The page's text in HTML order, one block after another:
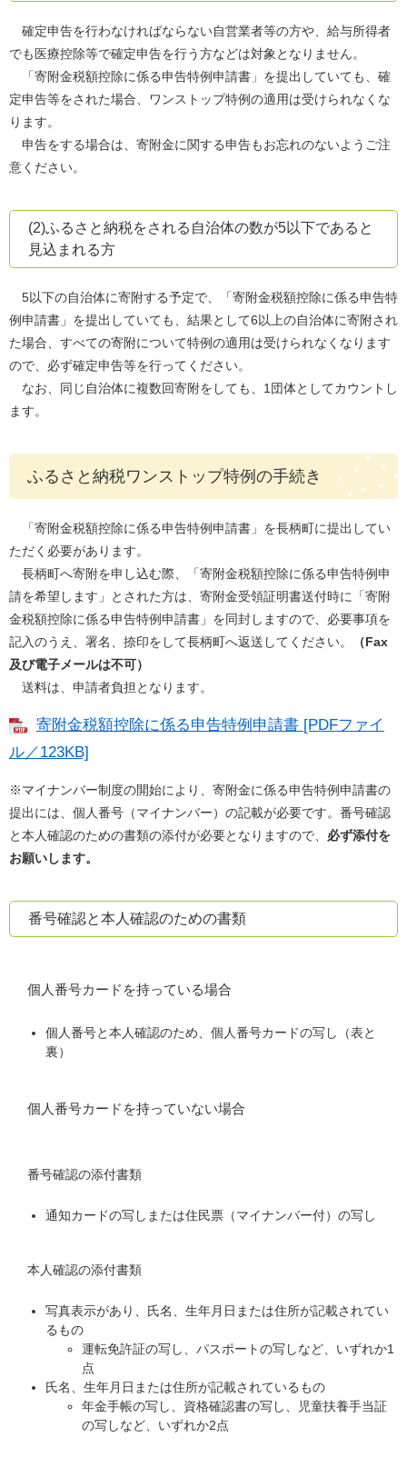
確定申告を行わなければならない自営業者等の方や、給与所得者
でも医療控除等で確定申告を行う方などは対象となりません。
「寄附金税額控除に係る申告特例申請書」を提出していても、確
定申告等をされた場合、ワンストップ特例の適用は受けられなくな
ります。
申告をする場合は、寄附金に関する申告もお忘れのないようご注
意ください。
(2)ふるさと納税をされる自治体の数が5以下であると
見込まれる方
5以下の自治体に寄附する予定で、「寄附金税額控除に係る申告特
例申請書」を提出していても、結果として6以上の自治体に寄附され
た場合、すべての寄附について特例の適用は受けられなくなります
ので、必ず確定申告等を行ってください。
なお、同じ自治体に複数回寄附をしても、1団体としてカウントし
ます。
ふるさと納税ワンストップ特例の手続き
「寄附金税額控除に係る申告特例申請書」を長柄町に提出してい
ただく必要があります。
長柄町へ寄附を申し込む際、「寄附金税額控除に係る申告特例申
請を希望します」とされた方は、寄附金受領証明書送付時に「寄附
金税額控除に係る申告特例申請書」を同封しますので、必要事項を
記入のうえ、署名、捺印をして長柄町へ返送してください。
（Fax
及び電子メールは不可）
送料は、申請者負担となります。
寄附金税額控除に係る申告特例申請書 [PDFファイ
ル／123KB]
※マイナンバー制度の開始により、寄附金に係る申告特例申請書の
提出には、個人番号（マイナンバー）の記載が必要です。番号確認
と本人確認のための書類の添付が必要となりますので、 必ず添付を
お願いします。
番号確認と本人確認のための書類
個人番号カードを持っている場合
個人番号と本人確認のため、個人番号カードの写し（表と
裏）
個人番号カードを持っていない場合
番号確認の添付書類
通知カードの写しまたは住民票（マイナンバー付）の写し
本人確認の添付書類
写真表示があり、氏名、生年月日または住所が記載されてい
るもの
運転免許証の写し、パスポートの写しなど、いずれか1
点
氏名、生年月日または住所が記載されているもの
年金手帳の写し、資格確認書の写し、児童扶養手当証
の写しなど、いずれか2点